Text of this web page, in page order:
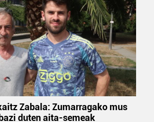
prozesatzeko moduari
gehiago eta ezarri zure lehentasunak
unetan alda edo ken dezakezu
adierazpenean.
ditu. Zure esperientzia eta
Zabala: Zumarragako mus
duten aita-semeak